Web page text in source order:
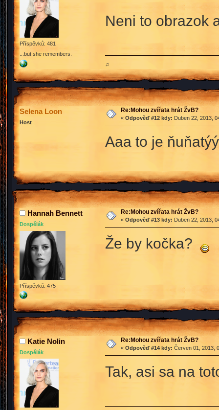
Příspěvků: 481
...but she remembers.
Neni to obrazok
♫
Selena Loon
Host
Re:Mohou zvířata hrát ŽvB?
« Odpověď #12 kdy: Duben 22, 2013,
Aaa to je
Hannah Bennett
Dospělák
Příspěvků: 475
Re:Mohou zvířata hrát ŽvB?
« Odpověď #13 kdy: Duben 22, 2013,
Že by kočka?
Katie Nolin
Dospělák
Re:Mohou zvířata hrát ŽvB?
« Odpověď #14 kdy: Červen 01, 2013,
Tak, asi sa na